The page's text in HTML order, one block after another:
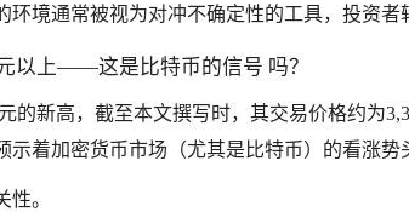
环境通常被视为对冲不确定性的工具，投资者
以上——这是比特币的信号 吗？
的新高，截至本文撰写时，其交易价格约为
着加密货币市场（尤其是比特币）的看涨势
。